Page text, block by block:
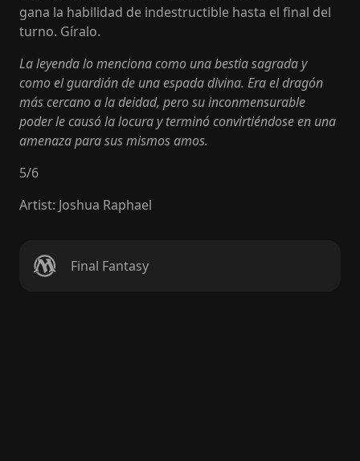
gana la habilidad de indestructible hasta el final del
turno. Gíralo.
La leyenda lo menciona como una bestia sagrada y
como el guardián de una espada divina. Era el dragón
más cercano a la deidad, pero su inconmensurable
poder le causó la locura y terminó convirtiéndose en una
amenaza para sus mismos amos.
5/6
Artist: Joshua Raphael
Final Fantasy